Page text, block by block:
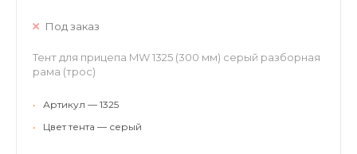
Под заказ
Тент для прицепа MW 1325 (300 мм) серый разборная
рама (трос)
•
Артикул — 1325
•
Цвет тента — серый